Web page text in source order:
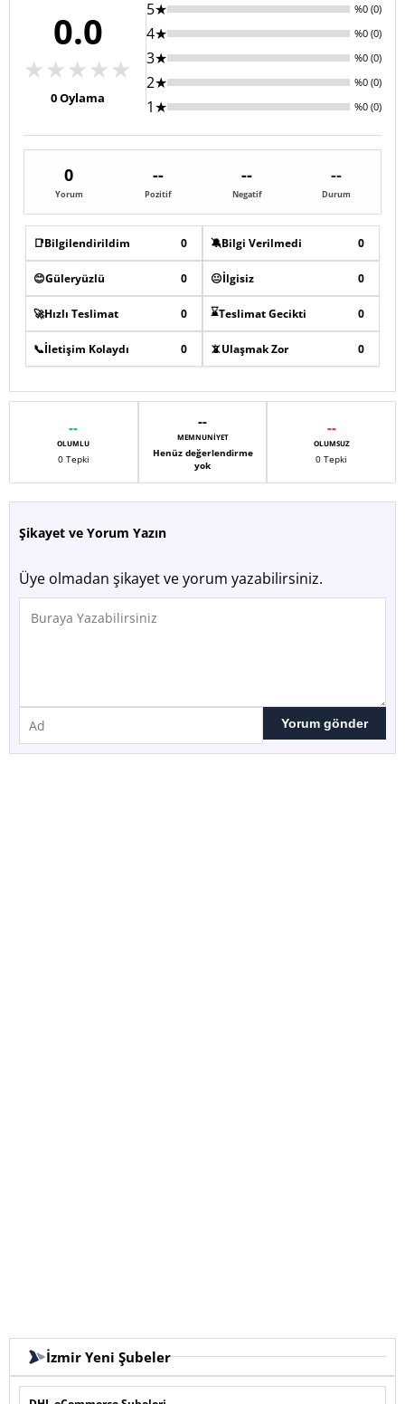
0.0
★★★★★
0Oylama
5★ %0 (0)
4★ %0 (0)
3★ %0 (0)
2★ %0 (0)
1★ %0 (0)
0
Yorum
--
Pozitif
--
Negatif
--
Durum
📑Bilgilendirildim 0 🔕Bilgi Verilmedi 0
😊Güleryüzlü 0 😐İlgisiz 0
🚀Hızlı Teslimat 0 ⌛Teslimat Gecikti 0
📞İletişim Kolaydı 0 📵Ulaşmak Zor 0
--
OLUMLU
0 Tepki
--
MEMNUNIYET
Henüz değerlendirme
yok
--
OLUMSUZ
0 Tepki
Şikayet ve Yorum Yazın
Üye olmadan şikayet ve yorum yazabilirsiniz.
İzmir Yeni Şubeler